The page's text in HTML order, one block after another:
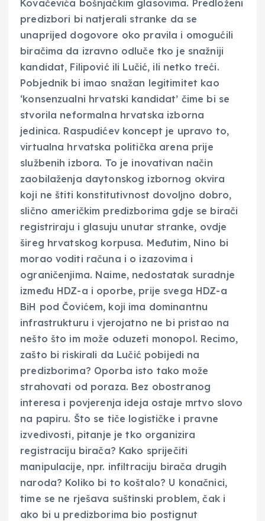
Kovačevića bošnjačkim glasovima. Predloženi
predizbori bi natjerali stranke da se
unaprijed dogovore oko pravila i omogućili
biračima da izravno odluče tko je snažniji
kandidat, Filipović ili Lučić, ili netko treći.
Pobjednik bi imao snažan legitimitet kao
‘konsenzualni hrvatski kandidat’ čime bi se
stvorila neformalna hrvatska izborna
jedinica. Raspudićev koncept je upravo to,
virtualna hrvatska politička arena prije
službenih izbora. To je inovativan način
zaobilaženja daytonskog izbornog okvira
koji ne štiti konstitutivnost dovoljno dobro,
slično američkim predizborima gdje se birači
registriraju i glasuju unutar stranke, ovdje
šireg hrvatskog korpusa. Međutim, Nino bi
morao voditi računa i o izazovima i
ograničenjima. Naime, nedostatak suradnje
između HDZ-a i oporbe, prije svega HDZ-a
BiH pod Čovićem, koji ima dominantnu
infrastrukturu i vjerojatno ne bi pristao na
nešto što im može oduzeti monopol. Recimo,
zašto bi riskirali da Lučić pobijedi na
predizborima? Oporba isto tako može
strahovati od poraza. Bez obostranog
interesa i povjerenja ideja ostaje mrtvo slovo
na papiru. Što se tiče logističke i pravne
izvedivosti, pitanje je tko organizira
registraciju birača? Kako spriječiti
manipulacije, npr. infiltraciju birača drugih
naroda? Koliko bi to koštalo? U konačnici,
time se ne rješava suštinski problem, čak i
ako bi u predizborima bio postignut